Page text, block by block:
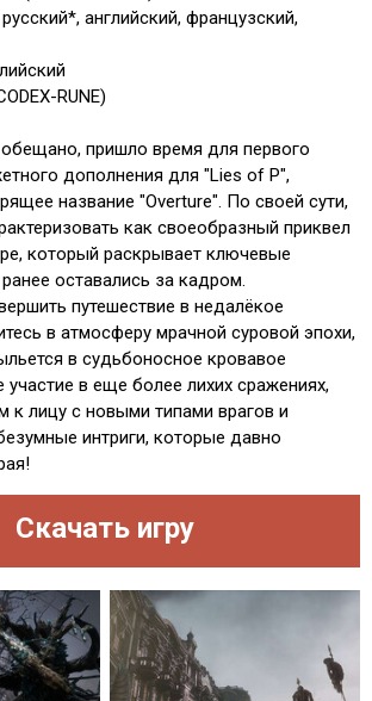
английский, французский,
RUNE)
пришло время для первого
дополнения для "Lies of P",
название "Overture". По своей сути,
как своеобразный приквел
который раскрывает ключевые
оставались за кадром.
путешествие в недалёкое
в атмосферу мрачной суровой эпохи,
в судьбоносное кровавое
в еще более лихих сражениях,
к лицу с новыми типами врагов и
интриги, которые давно
Скачать игру